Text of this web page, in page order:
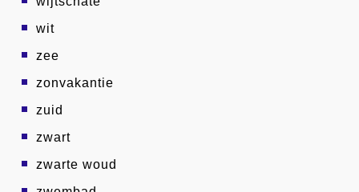
wit
zee
zonvakantie
zuid
zwart
zwarte woud